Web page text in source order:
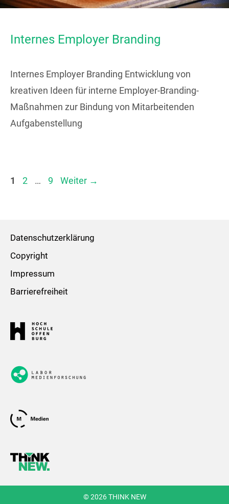
Internes Employer Branding
Internes Employer Branding Entwicklung von
kreativen Ideen für interne Employer-Branding-
Maßnahmen zur Bindung von Mitarbeitenden
Aufgabenstellung
Seite
1 Seite
2 … Seite
9 Weiter →
Datenschutzerklärung
Copyright
Impressum
Barrierefreiheit
© 2026 THINK NEW